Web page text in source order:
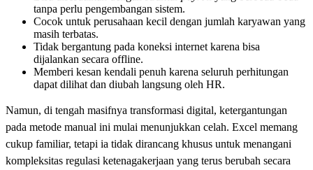
tanpa perlu pengembangan sistem.
Cocok untuk perusahaan kecil dengan jumlah karyawan yang
masih terbatas.
Tidak bergantung pada koneksi internet karena bisa
dijalankan secara offline.
Memberi kesan kendali penuh karena seluruh perhitungan
dapat dilihat dan diubah langsung oleh HR.
Namun, di tengah masifnya transformasi digital, ketergantungan
pada metode manual ini mulai menunjukkan celah. Excel memang
cukup familiar, tetapi ia tidak dirancang khusus untuk menangani
kompleksitas regulasi ketenagakerjaan yang terus berubah secara